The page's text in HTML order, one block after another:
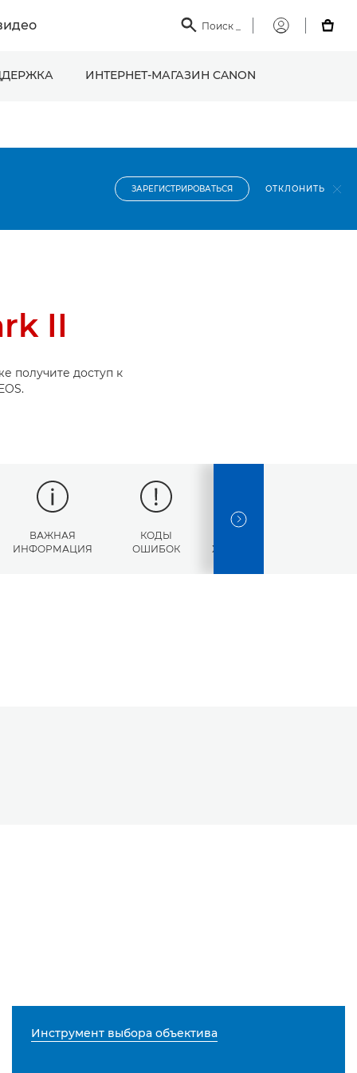
 Поиск
Мой

ИНТЕРНЕТ-МАГАЗИН CANON
ЗАРЕГИСТРИРОВАТЬСЯ ОТКЛОНИТЬ
II
получите доступ к
ВАЖНАЯ
ИНФОРМАЦИЯ
КОДЫ
ОШИБОК
ХАРАКТЕРИСТИКИ
NEXT SLIDE
Инструмент выбора объектива